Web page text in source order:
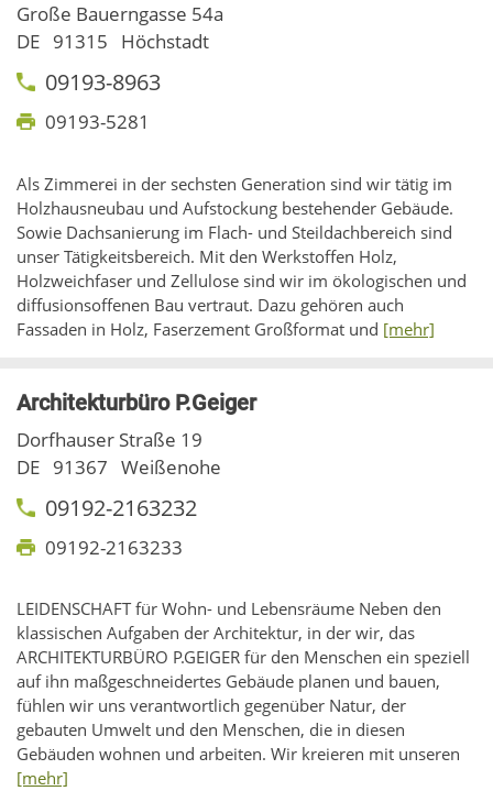
Große Bauerngasse 54a
DE 91315 Höchstadt
09193-8963
09193-5281
Als Zimmerei in der sechsten Generation sind wir tätig im
Holzhausneubau und Aufstockung bestehender Gebäude.
Sowie Dachsanierung im Flach- und Steildachbereich sind
unser Tätigkeitsbereich. Mit den Werkstoffen Holz,
Holzweichfaser und Zellulose sind wir im ökologischen und
diffusionsoffenen Bau vertraut. Dazu gehören auch
Fassaden in Holz, Faserzement Großformat und [mehr]
Architekturbüro P.Geiger
Dorfhauser Straße 19
DE 91367 Weißenohe
09192-2163232
09192-2163233
LEIDENSCHAFT für Wohn- und Lebensräume Neben den
klassischen Aufgaben der Architektur, in der wir, das
ARCHITEKTURBÜRO P.GEIGER für den Menschen ein speziell
auf ihn maßgeschneidertes Gebäude planen und bauen,
fühlen wir uns verantwortlich gegenüber Natur, der
gebauten Umwelt und den Menschen, die in diesen
Gebäuden wohnen und arbeiten. Wir kreieren mit unseren
[mehr]